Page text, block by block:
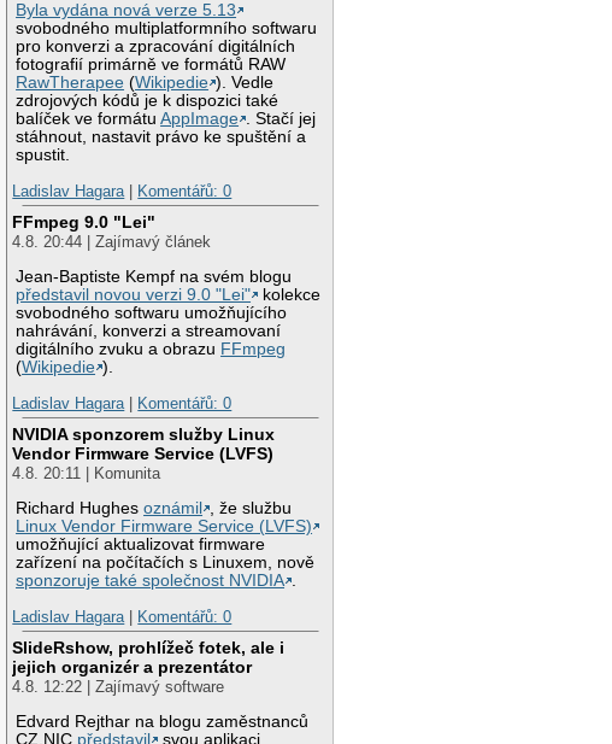
Byla vydána nová verze 5.13
svobodného multiplatformního softwaru
pro konverzi a zpracování digitálních
fotografií primárně ve formátů RAW
RawTherapee (Wikipedie ). Vedle
zdrojových kódů je k dispozici také
balíček ve formátuAppImage . Stačí jej
stáhnout, nastavit právo ke spuštění a
spustit.
Ladislav Hagara
Komentářů: 0
FFmpeg 9.0 "Lei"
4.8. 20:44 | Zajímavý článek
Jean-Baptiste Kempf na svém blogu
představil novou verzi 9.0 "Lei"
kolekce
svobodného softwaru umožňujícího
nahrávání, konverzi a streamovaní
digitálního zvuku a obrazu FFmpeg
(Wikipedie ).
Ladislav Hagara
Komentářů: 0
NVIDIA sponzorem služby Linux
Vendor Firmware Service (LVFS)
4.8. 20:11 | Komunita
Richard Hughesoznámil
, že službu
Linux Vendor Firmware Service (LVFS)
umožňující aktualizovat firmware
zařízení na počítačích s Linuxem, nově
sponzoruje také společnost NVIDIA .
Ladislav Hagara | Komentářů: 0
SlideRshow, prohlížeč fotek, ale i
jejich organizér a prezentátor
4.8. 12:22 | Zajímavý software
Edvard Rejthar na blogu zaměstnanců
CZ.NIC představil
svou aplikaci